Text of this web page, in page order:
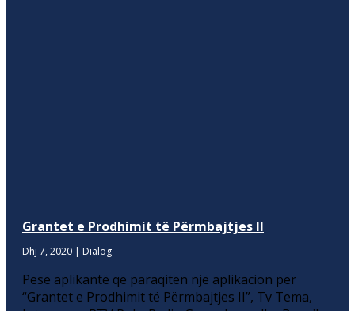
Grantet e Prodhimit të Përmbajtjes II
Dhj 7, 2020 | Dialog
Pesë aplikantë që paraqitën një aplikacion për
“Grantet e Prodhimit të Përmbajtjes II”, Tv Tema,